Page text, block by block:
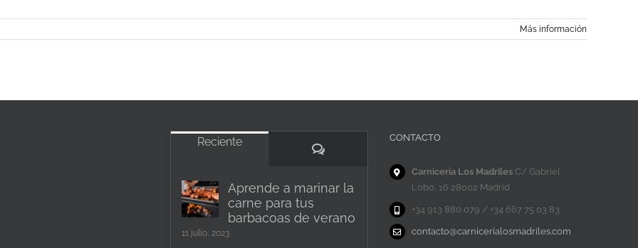
Más información
Reciente
Comentarios
Aprende a marinar la
carne para tus
barbacoas de verano
11 julio, 2023
CONTACTO
Carnicería Los MadrilesC/ Gabriel
Lobo, 16 28002 Madrid
+34 913 880 079 / +34 667 75 03 83
contacto@carnicerialosmadriles.com